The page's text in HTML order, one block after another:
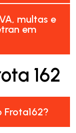
multas e
em
162